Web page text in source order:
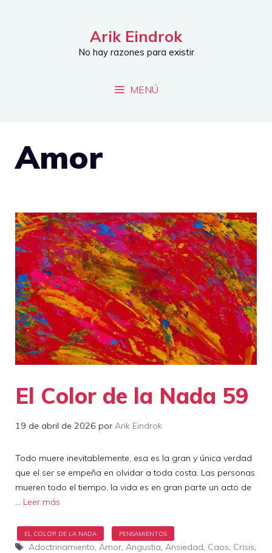
Arik Eindrok
No hay razones para existir
MENÚ
Amor
El Color de la Nada 59
19 de abril de 2026 por Arik Eindrok
Todo muere inevitablemente, esa es la gran y única verdad
que el ser se empeña en olvidar a toda costa. Las personas
mueren todo el tiempo, la vida es en gran parte un acto de
… Leer más
Etiquetas
Adoctrinamiento, Amor, Angustia, Ansiedad, Caos, Crisis,